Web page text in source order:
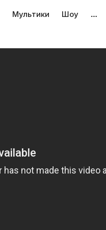
Мультики Шоу …